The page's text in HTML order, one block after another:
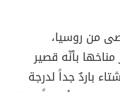
من روسيا،
بأنّه قصير
باردٌ جداً لدرجة